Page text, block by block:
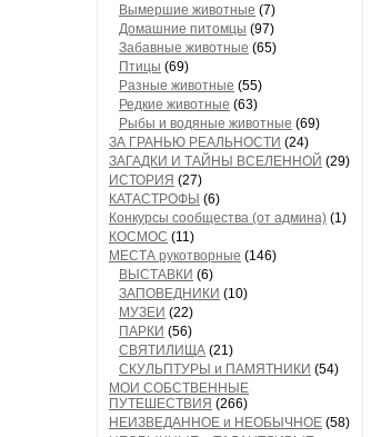
Вымершие животные (7)
Домашние питомцы (97)
Забавные животные (65)
Птицы (69)
Разные животные (55)
Редкие животные (63)
Рыбы и водяные животные (69)
ЗА ГРАНЬЮ РЕАЛЬНОСТИ (24)
ЗАГАДКИ И ТАЙНЫ ВСЕЛЕННОЙ (29)
ИСТОРИЯ (27)
КАТАСТРОФЫ (6)
Конкурсы сообщества (от админа) (1)
КОСМОС (11)
МЕСТА рукотворные (146)
ВЫСТАВКИ (6)
ЗАПОВЕДНИКИ (10)
МУЗЕИ (22)
ПАРКИ (56)
СВЯТИЛИЩА (21)
СКУЛЬПТУРЫ и ПАМЯТНИКИ (54)
МОИ СОБСТВЕННЫЕ
ПУТЕШЕСТВИЯ (266)
НЕИЗВЕДАННОЕ и НЕОБЫЧНОЕ (58)